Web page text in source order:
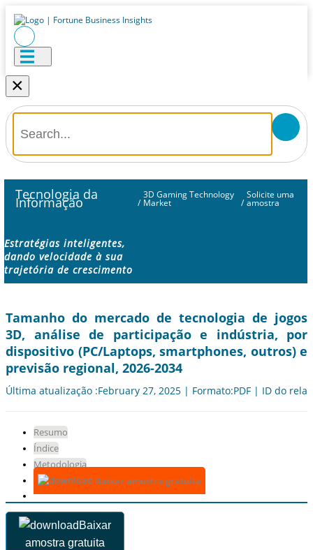
×
Tecnologia da
Informação /
3D Gaming Technology
Market /
Solicite uma
amostra
Estratégias inteligentes,
dando velocidade à sua
trajetória de crescimento
Tamanho do mercado de tecnologia de jogos
3D, análise de participação e indústria, por
dispositivo (PC/Laptops, smartphones, outros) e
previsão regional, 2026-2034
Última atualização :February 27, 2025 | Formato:PDF | ID do
Resumo
Índice
Metodologia
Baixar amostra gratuita
Baixar
amostra gratuita